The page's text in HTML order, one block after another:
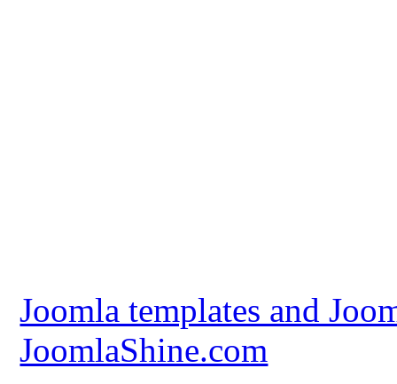
Joomla templates and
JoomlaShine.com